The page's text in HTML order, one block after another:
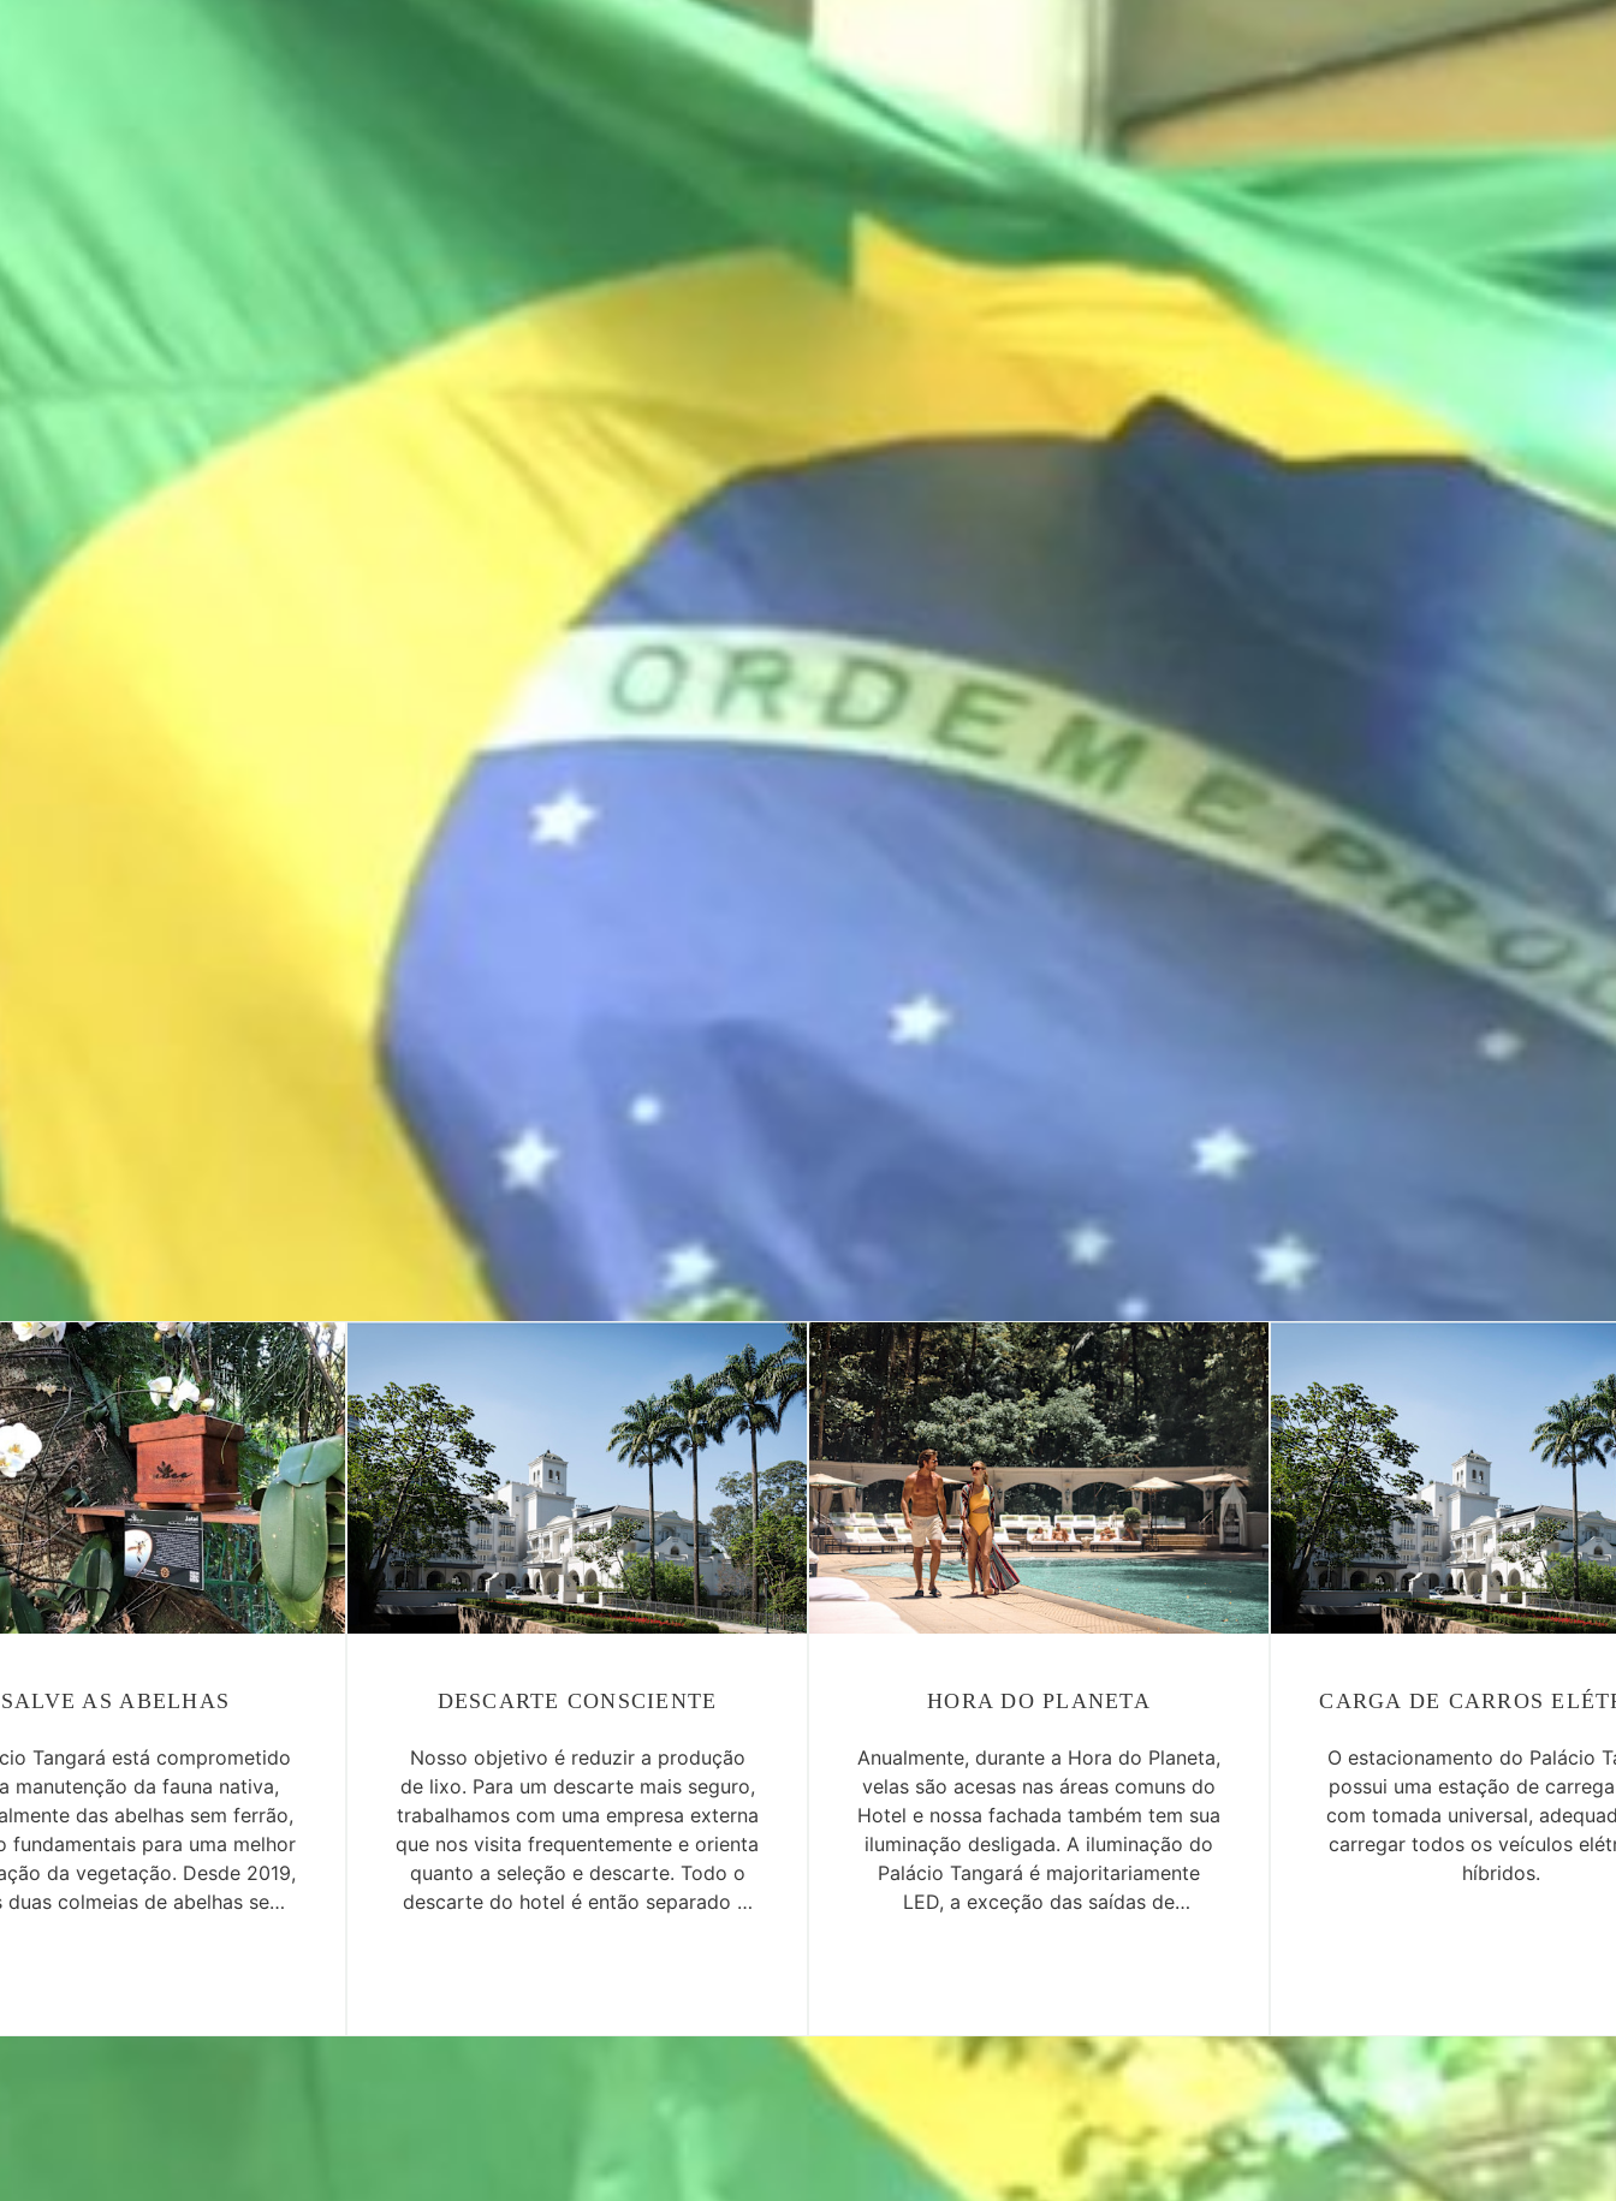
BurleBirds
As políticas de Responsabilidade Social Coorporativa do Palácio
Tangará são gerenciadas por nosso grupo interno de membros
interdisciplinares, representado as múltiplas profissões do Hotel.
Este grupo é chamado de BurleBirds.
Explore os nossos compromissos
e segurança no trabalho | Educação e
Resíduos sólidos e poluição |
Consciência e engajamento interno |
Consciência e engajamento externo |
Comunicação transparente
Negócios locais e patrimônio da região |
Parcerias sustentáveis | Projetos ambientais
Como consumimos de forma responsável
SALVE AS ABELHAS
Tangará está comprometido
manutenção da fauna nativa,
das abelhas sem ferrão,
fundamentais para uma melhor
da vegetação. Desde 2019,
duas colmeias de abelhas sem
DESCARTE CONSCIENTE
Nosso objetivo é reduzir a produção
de lixo. Para um descarte mais seguro,
trabalhamos com uma empresa externa
que nos visita frequentemente e orienta
quanto a seleção e descarte. Todo o
descarte do hotel é então separado e,
HORA DO PLANETA
Anualmente, durante a Hora do Planeta,
velas são acesas nas áreas comuns do
Hotel e nossa fachada também tem sua
iluminação desligada. A iluminação do
Palácio Tangará é majoritariamente
LED, a exceção das saídas de
CARGA DE CARROS
O estacionamento do Palácio
possui uma estação de
com tomada universal,
carregar todos os veículos
híbridos.